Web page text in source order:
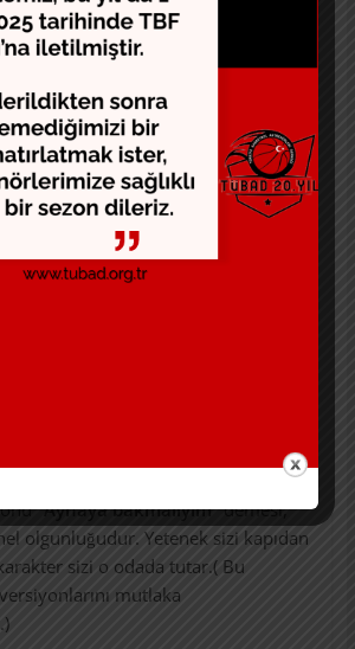
kalemi alın. Udoka’nın “direnç”
şu 4 teknik detaydır:
(Çoklu Efor):İlk hamlede
ikinci ve üçüncü rotasyona
vazgeçme. Oyunu bırakma,
(Yüksek Eller):Sadece orada
şutörün görüş açısına
(Fiziksel Varlık):Rakip drive
çarpışmayı kabul et,
ve “Ayna” Testi
“Aynaya bakmalıyım”demesi,
olgunluğudur. Yetenek sizi kapıdan
sizi o odada tutar.( Bu
mutlaka